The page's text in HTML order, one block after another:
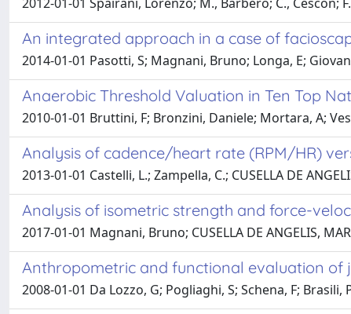
An integrated approach in a case of
2014-01-01 Pasotti, S; Magnani, Bruno; Longa, E;
Anaerobic Threshold Valuation in Ten Top
2010-01-01 Bruttini, F; Bronzini, Daniele; Mortara, A;
Analysis of cadence/heart rate (RPM/HR)
2013-01-01 Castelli, L.; Zampella, C.; CUSELLA DE
Analysis of isometric strength and force-
2017-01-01 Magnani, Bruno; CUSELLA DE ANGELIS,
Anthropometric and functional evaluation of
2008-01-01 Da Lozzo, G; Pogliaghi, S; Schena, F;